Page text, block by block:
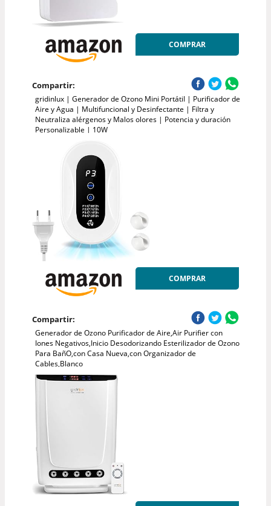
COMPRAR
Compartir:
gridinlux | Generador de Ozono Mini Portátil | Purificador de
Aire y Agua | Multifuncional y Desinfectante | Filtra y
Neutraliza alérgenos y Malos olores | Potencia y duración
Personalizable | 10W
COMPRAR
Compartir:
Generador de Ozono Purificador de Aire,Air Purifier con
Iones Negativos,Inicio Desodorizando Esterilizador de Ozono
Para BañO,con Casa Nueva,con Organizador de
Cables,Blanco